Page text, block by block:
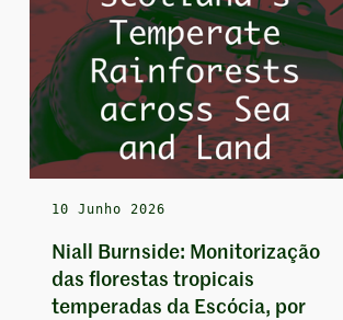
10 Junho 2026
Niall Burnside: Monitorização
das florestas tropicais
temperadas da Escócia, por